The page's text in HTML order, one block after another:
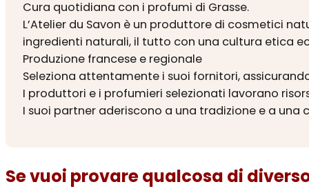
Cura quotidiana con i profumi di Grasse.
L’Atelier du Savon è un produttore di cosmetici
ingredienti naturali, il tutto con una cultura etica
Produzione francese e regionale
Seleziona attentamente i suoi fornitori,
I produttori e i profumieri selezionati lavorano
I suoi partner aderiscono a una tradizione e a
Se vuoi provare qualcosa di